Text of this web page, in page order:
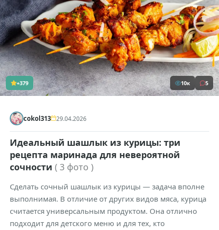
+379 10к 5
cokol313 29.04.2026
Идеальный шашлык из курицы: три
рецепта маринада для невероятной
сочности ( 3 фото )
Сделать сочный шашлык из курицы — задача вполне
выполнимая. В отличие от других видов мяса, курица
считается универсальным продуктом. Она отлично
подходит для детского меню и для тех, кто